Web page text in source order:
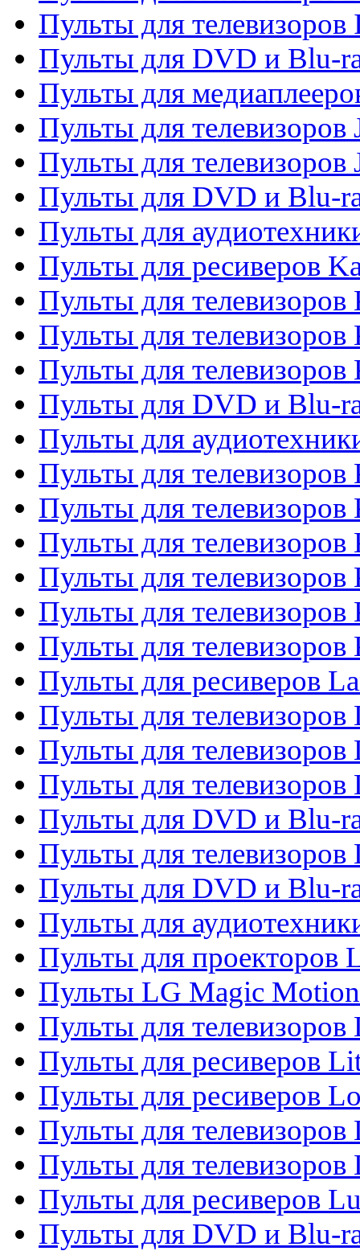
Пульты для телевизоров
Пульты для DVD и Blu-
Пульты для
Пульты для телевизоров
Пульты для телевизоров
Пульты для DVD и Blu-
Пульты для
Пульты для ресиверов
Пульты для телевизоров
Пульты для телевизоров
Пульты для телевизоров
Пульты для DVD и Blu-
Пульты для
Пульты для
Пульты для телевизоров
Пульты для телевизоров
Пульты для телевизоров
Пульты для
Пульты для
Пульты для ресиверов
Пульты для телевизоров
Пульты для телевизоров
Пульты для телевизоров
Пульты для DVD и Blu-
Пульты для телевизоров
Пульты для DVD и Blu-
Пульты для
Пульты для проекторов
Пульты LG Magic Motion
Пульты для
Пульты для ресиверов
Пульты для ресиверов
Пульты для телевизоров
Пульты для
Пульты для ресиверов
Пульты для DVD и Blu-